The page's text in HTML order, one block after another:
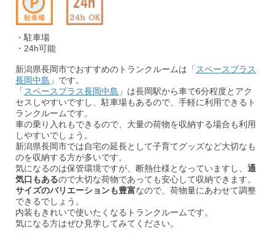
・駐車場
・24h可能
新潟県長岡市でおすすめのトランクルームは「 スペースプラス
長岡中島 」です。
「 スペースプラス長岡中島 」は長岡駅から車で6分程度とアク
セスしやすいですし、駐車場もあるので、手軽に利用できるト
ランクルームです。
車の乗り入れもできるので、大量の荷物を収納する場合も利用
しやすいでしょう。
新潟県長岡市では自宅の延長として子育てグッズなど大切なも
のを収納する方が多いです。
気になるのは保管環境ですが、断熱仕様となっていますし、 通
気口もあるので大切な荷物であっても安心して収納できます。
サイズのバリエーションも豊富なので、荷物量にあわせて調整
できるでしょう。
内装もきれいで使いたくなるトランクルームです。
気になる方はぜひ見学してみてください。